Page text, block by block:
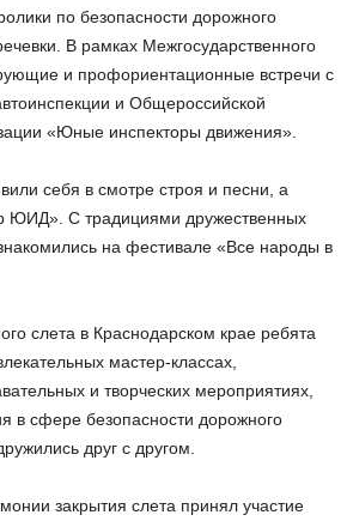
по безопасности дорожного
В рамках Межгосударственного
и профориентационные встречи с
и Общероссийской
«Юные инспекторы движения».
себя в смотре строя и песни, а
ЮИД». С традициями дружественных
на фестивале «Все народы в
слета в Краснодарском крае ребята
мастер-классах,
и творческих мероприятиях,
в сфере безопасности дорожного
друг с другом.
закрытия слета принял участие